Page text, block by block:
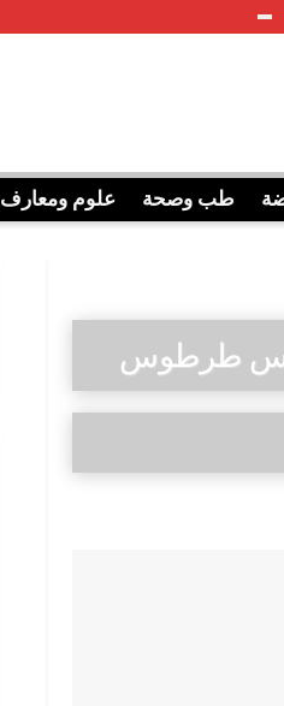
طب وصحة علوم ومعارف
طرطوس